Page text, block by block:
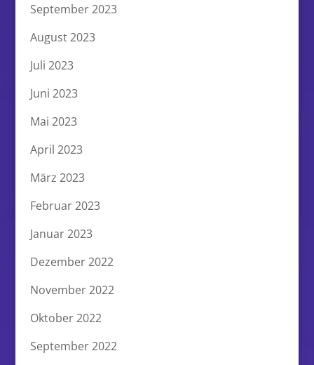
September 2023
August 2023
Juli 2023
Juni 2023
Mai 2023
April 2023
März 2023
Februar 2023
Januar 2023
Dezember 2022
November 2022
Oktober 2022
September 2022